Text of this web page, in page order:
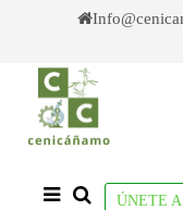
content
ÚNETE